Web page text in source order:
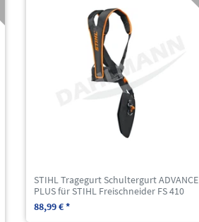
STIHL Tragegurt Schultergurt ADVANCE
PLUS für STIHL Freischneider FS 410
88,99 € *